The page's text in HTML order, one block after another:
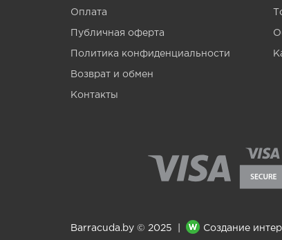
Мотыль
Опарыш
Оплата
Публичная оферта
Политика конфиденциальности
Возврат и обмен
Контакты
Barracuda.by © 2025 | Создание